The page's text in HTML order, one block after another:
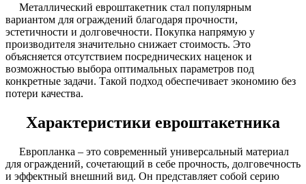
Металлический евроштакетник стал популярным
вариантом для ограждений благодаря прочности,
эстетичности и долговечности. Покупка напрямую у
производителя значительно снижает стоимость. Это
объясняется отсутствием посреднических наценок и
возможностью выбора оптимальных параметров под
конкретные задачи. Такой подход обеспечивает экономию без
потери качества.
Характеристики евроштакетника
Европланка – это современный универсальный материал
для ограждений, сочетающий в себе прочность, долговечность
и эффектный внешний вид. Он представляет собой серию